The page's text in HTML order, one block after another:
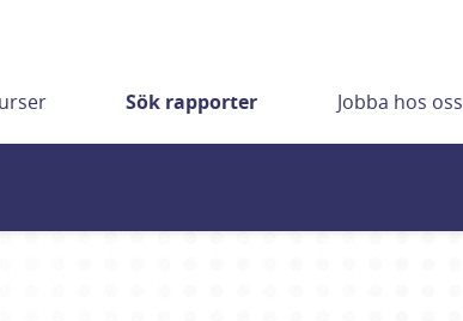
Sök rapporter Jobba hos oss